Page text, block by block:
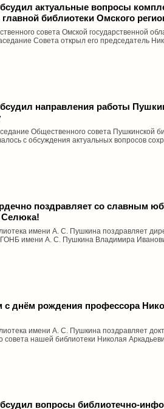
актуальные вопросы
библиотеки Омского
совета Омской государственной
Совета открыл его председатель
направления работы
Общественного совета Пушкинской
с обсуждения актуальных вопросов
поздравляет со славным
Селюка!
имени А. С. Пушкина поздравляет
имени А. С. Пушкина Владимира
с днём рождения профессора
имени А. С. Пушкина поздравляет
нашей библиотеки Николая
вопросы библиотечно-